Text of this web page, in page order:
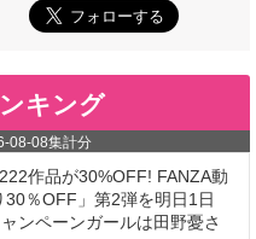
キング
08-08集計分
作品が30%OFF! FANZA動
％OFF」第2弾を明日1日
ンペーンガールは田野憂さ